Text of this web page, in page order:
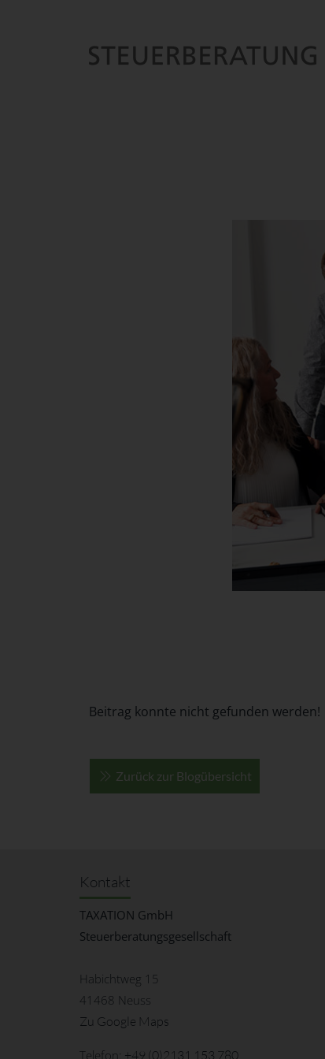
Beitrag konnte nicht gefunden werden!
Zurück zur Blogübersicht
Kontakt
TAXATION GmbH
Steuerberatungsgesellschaft
Habichtweg 15
41468 Neuss
Zu Google Maps
Telefon: +49 (0)2131 153 780